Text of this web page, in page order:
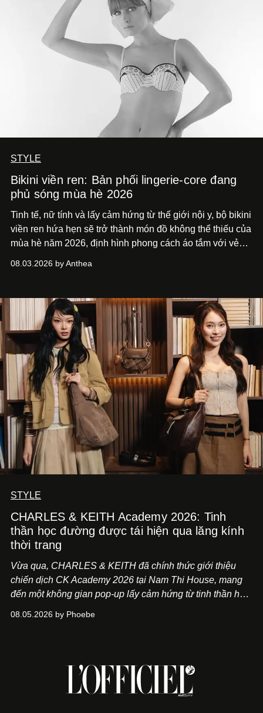
STYLE
Bikini viền ren: Bản phối lingerie-core đang
phủ sóng mùa hè 2026
Tinh tế, nữ tính và lấy cảm hứng từ thế giới nội y, bộ bikini
viền ren hứa hẹn sẽ trở thành món đồ không thể thiếu của
mùa hè năm 2026, định hình phong cách áo tắm với vẻ
08.03.2026 by Anthea
STYLE
CHARLES & KEITH Academy 2026: Tinh
thần học đường được tái hiện qua lăng kính
thời trang
Vừa qua, CHARLES & KEITH đã chính thức giới thiệu
chiến dịch CK Academy 2026 tại Nam Thi House, mang
đến một không gian pop-up lấy cảm hứng từ tinh thần học
sống của thế hệ Gen Z giao thoa trong một trải nghiệm đa
08.05.2026 by Phoebe